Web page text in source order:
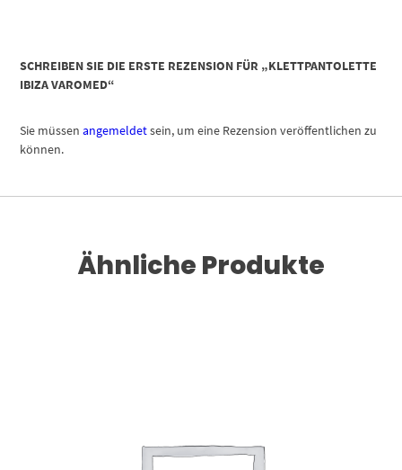
SCHREIBEN SIE DIE ERSTE REZENSION FÜR „KLETTPANTOLETTE
IBIZA VAROMED“
Sie müssenangemeldetsein, um eine Rezension veröffentlichen zu
können.
Ähnliche Produkte